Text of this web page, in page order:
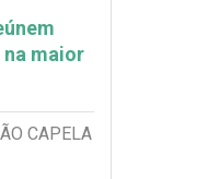
maior
CAPELA